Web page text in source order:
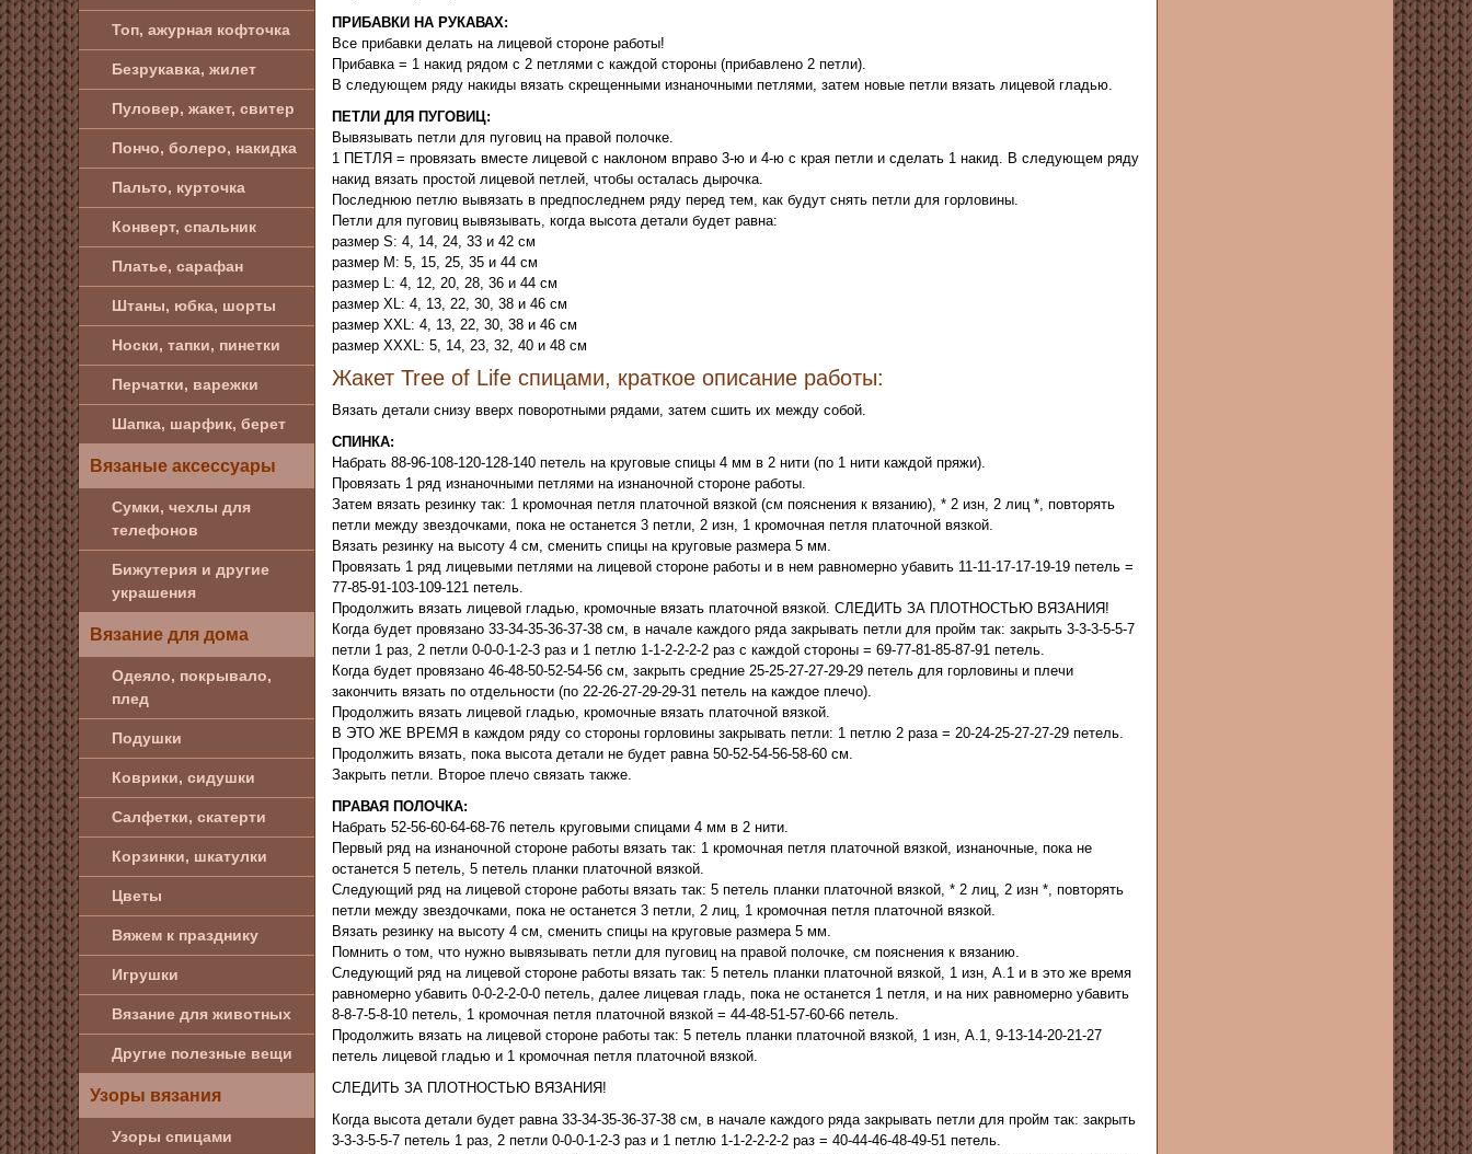
Топ, ажурная кофточка
Безрукавка, жилет
Пуловер, жакет, свитер
Пончо, болеро, накидка
Пальто, курточка
Конверт, спальник
Платье, сарафан
Штаны, юбка, шорты
Носки, тапки, пинетки
Перчатки, варежки
Шапка, шарфик, берет
Вязаные аксессуары
Сумки, чехлы для
телефонов
Бижутерия и другие
украшения
Вязание для дома
Одеяло, покрывало,
плед
Подушки
Коврики, сидушки
Салфетки, скатерти
Корзинки, шкатулки
Цветы
Вяжем к празднику
Игрушки
Вязание для животных
Другие полезные вещи
Узоры вязания
Узоры спицами
ПРИБАВКИ НА РУКАВАХ:
Все прибавки делать на лицевой стороне работы!
Прибавка = 1 накид рядом с 2 петлями с каждой стороны (прибавлено 2 петли).
В следующем ряду накиды вязать скрещенными изнаночными петлями, затем новые петли вязать лицевой гладью.
ПЕТЛИ ДЛЯ ПУГОВИЦ:
Вывязывать петли для пуговиц на правой полочке.
1 ПЕТЛЯ = провязать вместе лицевой с наклоном вправо 3-ю и 4-ю с края петли и сделать 1 накид. В следующем ряду
накид вязать простой лицевой петлей, чтобы осталась дырочка.
Последнюю петлю вывязать в предпоследнем ряду перед тем, как будут снять петли для горловины.
Петли для пуговиц вывязывать, когда высота детали будет равна:
размер S: 4, 14, 24, 33 и 42 см
размер M: 5, 15, 25, 35 и 44 см
размер L: 4, 12, 20, 28, 36 и 44 см
размер XL: 4, 13, 22, 30, 38 и 46 см
размер XXL: 4, 13, 22, 30, 38 и 46 см
размер XXXL: 5, 14, 23, 32, 40 и 48 см
Жакет Tree of Life спицами, краткое описание работы:
Вязать детали снизу вверх поворотными рядами, затем сшить их между собой.
СПИНКА:
Набрать 88-96-108-120-128-140 петель на круговые спицы 4 мм в 2 нити (по 1 нити каждой пряжи).
Провязать 1 ряд изнаночными петлями на изнаночной стороне работы.
Затем вязать резинку так: 1 кромочная петля платочной вязкой (см пояснения к вязанию), * 2 изн, 2 лиц *, повторять
петли между звездочками, пока не останется 3 петли, 2 изн, 1 кромочная петля платочной вязкой.
Вязать резинку на высоту 4 см, сменить спицы на круговые размера 5 мм.
Провязать 1 ряд лицевыми петлями на лицевой стороне работы и в нем равномерно убавить 11-11-17-17-19-19 петель =
77-85-91-103-109-121 петель.
Продолжить вязать лицевой гладью, кромочные вязать платочной вязкой. СЛЕДИТЬ ЗА ПЛОТНОСТЬЮ ВЯЗАНИЯ!
Когда будет провязано 33-34-35-36-37-38 см, в начале каждого ряда закрывать петли для пройм так: закрыть 3-3-3-5-5-7
петли 1 раз, 2 петли 0-0-0-1-2-3 раз и 1 петлю 1-1-2-2-2-2 раз с каждой стороны = 69-77-81-85-87-91 петель.
Когда будет провязано 46-48-50-52-54-56 см, закрыть средние 25-25-27-27-29-29 петель для горловины и плечи
закончить вязать по отдельности (по 22-26-27-29-29-31 петель на каждое плечо).
Продолжить вязать лицевой гладью, кромочные вязать платочной вязкой.
В ЭТО ЖЕ ВРЕМЯ в каждом ряду со стороны горловины закрывать петли: 1 петлю 2 раза = 20-24-25-27-27-29 петель.
Продолжить вязать, пока высота детали не будет равна 50-52-54-56-58-60 см.
Закрыть петли. Второе плечо связать также.
ПРАВАЯ ПОЛОЧКА:
Набрать 52-56-60-64-68-76 петель круговыми спицами 4 мм в 2 нити.
Первый ряд на изнаночной стороне работы вязать так: 1 кромочная петля платочной вязкой, изнаночные, пока не
останется 5 петель, 5 петель планки платочной вязкой.
Следующий ряд на лицевой стороне работы вязать так: 5 петель планки платочной вязкой, * 2 лиц, 2 изн *, повторять
петли между звездочками, пока не останется 3 петли, 2 лиц, 1 кромочная петля платочной вязкой.
Вязать резинку на высоту 4 см, сменить спицы на круговые размера 5 мм.
Помнить о том, что нужно вывязывать петли для пуговиц на правой полочке, см пояснения к вязанию.
Следующий ряд на лицевой стороне работы вязать так: 5 петель планки платочной вязкой, 1 изн, А.1 и в это же время
равномерно убавить 0-0-2-2-0-0 петель, далее лицевая гладь, пока не останется 1 петля, и на них равномерно убавить
8-8-7-5-8-10 петель, 1 кромочная петля платочной вязкой = 44-48-51-57-60-66 петель.
Продолжить вязать на лицевой стороне работы так: 5 петель планки платочной вязкой, 1 изн, А.1, 9-13-14-20-21-27
петель лицевой гладью и 1 кромочная петля платочной вязкой.
СЛЕДИТЬ ЗА ПЛОТНОСТЬЮ ВЯЗАНИЯ!
Когда высота детали будет равна 33-34-35-36-37-38 см, в начале каждого ряда закрывать петли для пройм так: закрыть
3-3-3-5-5-7 петель 1 раз, 2 петли 0-0-0-1-2-3 раз и 1 петлю 1-1-2-2-2-2 раз = 40-44-46-48-49-51 петель.